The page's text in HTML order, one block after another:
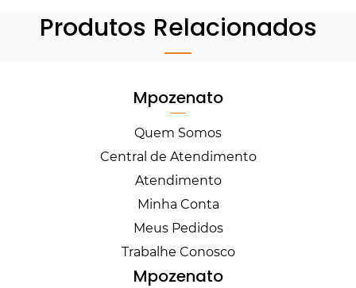
Produtos Relacionados
Mpozenato
Quem Somos
Central de Atendimento
Atendimento
Minha Conta
Meus Pedidos
Trabalhe Conosco
Mpozenato